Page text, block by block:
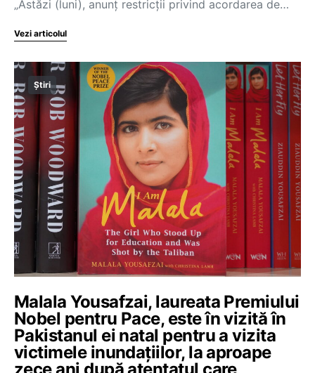
„Astăzi (luni), anunţ restricţii privind acordarea de…
Vezi articolul
Știri
Malala Yousafzai, laureata Premiului
Nobel pentru Pace, este în vizită în
Pakistanul ei natal pentru a vizita
victimele inundaţiilor, la aproape